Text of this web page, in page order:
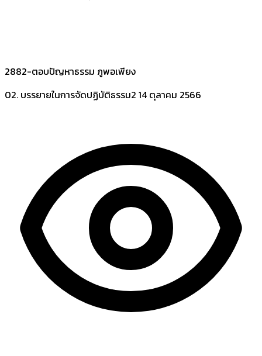
2882-ตอบปัญหาธรรม ภูพอเพียง
02. บรรยายในการจัดปฏิบัติธรรม2 14 ตุลาคม 2566